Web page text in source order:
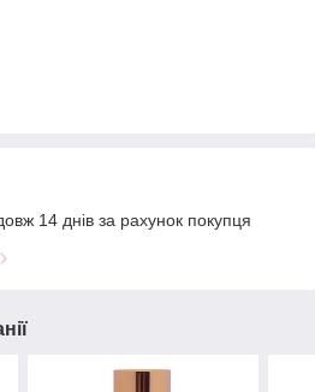
14 днів за рахунок покупця